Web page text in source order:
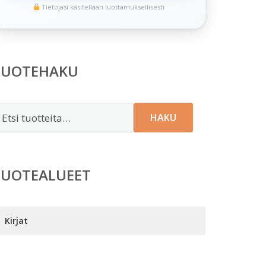
Tietojasi käsitellään luottamuksellisesti
HAKU
Kirjat